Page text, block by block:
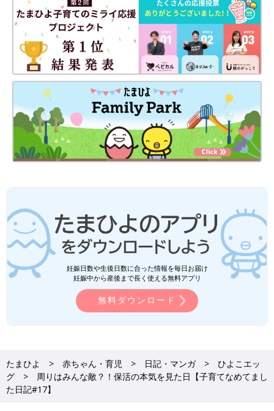
妊娠日数や生後日数に合った情報を毎日お届け
妊娠中から産後まで長く使える無料アプリ
無料ダウンロード
たまひよ 赤ちゃん・育児 日記・マンガ
ひよこエッ
グ
周りはみんな敵？！保活の本気を見た日【子育てなめてまし
た日記#17】